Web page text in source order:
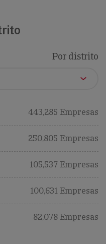
Por distrito
443,285 Empresas
250,805 Empresas
105,537 Empresas
100,631 Empresas
82,078 Empresas